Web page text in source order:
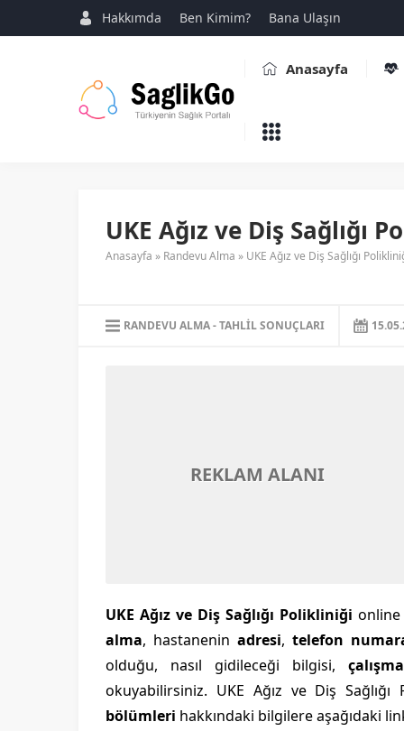
Hakkımda Ben Kimim? Bana Ulaşın
Anasayfa
UKE Ağız ve Diş Sağlığı
Anasayfa » Randevu Alma » UKE Ağız ve Diş Sağlığı
RANDEVU ALMA TAHLIL SONUÇLARI
REKLAM ALANI
UKE Ağız ve Diş Sağlığı Polikliniği online
alma, hastanenin adresi, telefon
olduğu, nasıl gidileceği bilgisi,
okuyabilirsiniz. UKE Ağız ve Diş Sağlığı
bölümleri hakkındaki bilgilere aşağıdaki